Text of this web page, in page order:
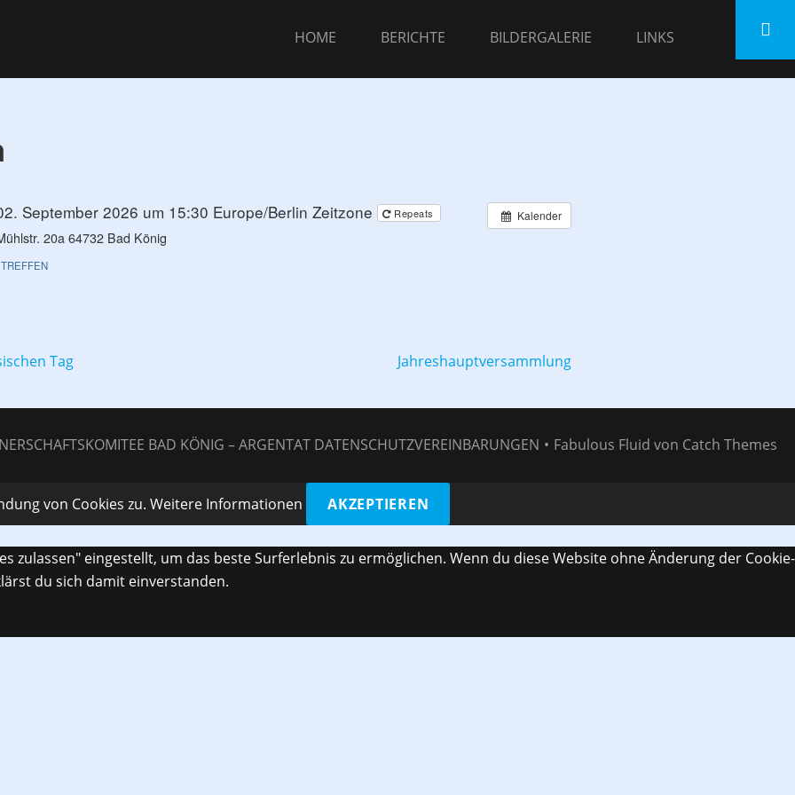
HOME BERICHTE BILDERGALERIE LINKS
Kalender
September 2026 um 15:30 Europe/Berlin Zeitzone Repeats
20a 64732 Bad König
TREFFEN
Tag Jahreshauptversammlung
BAD KÖNIG – ARGENTAT DATENSCHUTZVEREINBARUNGEN • Fabulous Fluid von Catch Themes
von Cookies zu. Weitere Informationen AKZEPTIEREN
zulassen" eingestellt, um das beste Surferlebnis zu ermöglichen. Wenn du diese Website ohne Änderung der Cookie-
du sich damit einverstanden.